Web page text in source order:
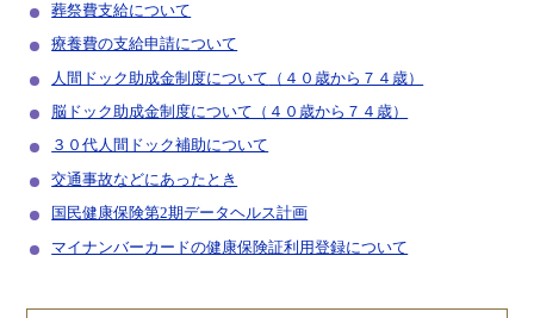
葬祭費支給について
療養費の支給申請について
人間ドック助成金制度について （４０歳から７４歳）
脳ドック助成金制度について（４０歳から７４歳）
３０代人間ドック補助について
交通事故などにあったとき
国民健康保険第2期データヘルス計画
マイナンバーカードの健康保険証利用登録について